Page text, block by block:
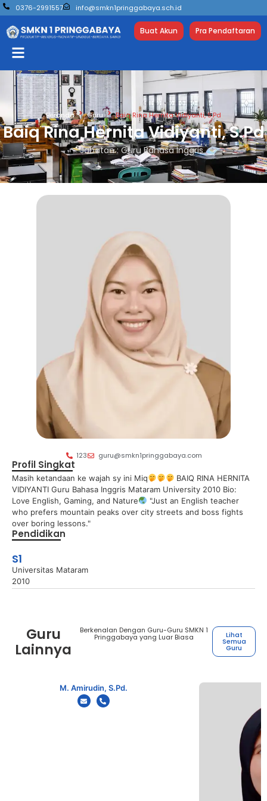
0376-2991557 info@smkn1pringgabaya.sch.id
Buat Akun Pra Pendaftaran
Beranda Guru Baiq Rina Hernita Vidiyanti, S.Pd
Baiq Rina Hernita Vidiyanti, S.Pd
Jabatan : Guru Bahasa Inggris
123 guru@smkn1pringgabaya.com
Profil Singkat
Masih ketandaan ke wajah sy ini Miq
BAIQ RINA HERNITA
VIDIYANTI Guru Bahasa Inggris Mataram University 2010 Bio:
Love English, Gaming, and Nature
"Just an English teacher
who prefers mountain peaks over city streets and boss fights
over boring lessons."
Pendidikan
S1
Universitas Mataram
2010
Guru
Lainnya
Berkenalan Dengan Guru-Guru SMKN 1
Pringgabaya yang Luar Biasa Lihat
Semua
Guru
M. Amirudin, S.Pd.